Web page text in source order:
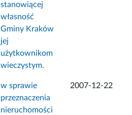
stanowiącej
własność
Gminy Kraków
jej
użytkownikom
wieczystym.
w sprawie
przeznaczenia
nieruchomości
2007-12-22